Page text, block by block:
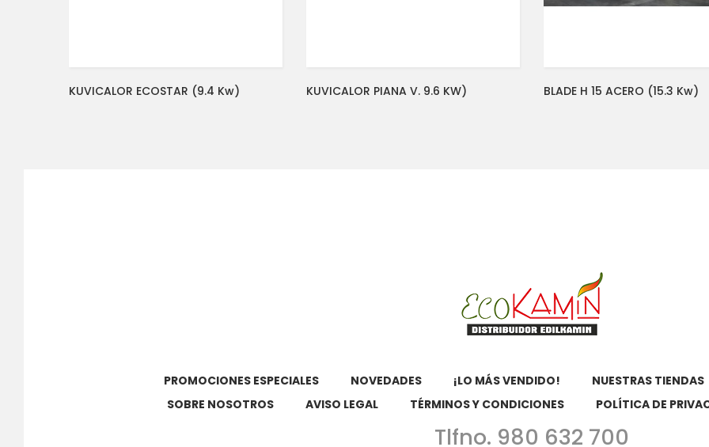
KUVICALOR ECOSTAR (9.4 Kw) KUVICALOR PIANA V. 9.6 KW) BLADE H 15 ACERO (15.3 Kw)
PROMOCIONES ESPECIALES NOVEDADES ¡LO MÁS VENDIDO!
NUESTRAS TIENDAS
SOBRE NOSOTROS
AVISO LEGAL TÉRMINOS Y CONDICIONES POLÍTICA DE
Tlfno. 980 632 700